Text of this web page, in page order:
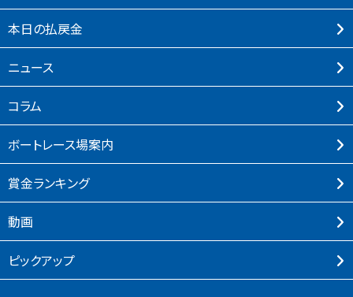
本⽇の払戻⾦
ニュース
コラム
ボートレース場案内
賞⾦ランキング
動画
ピックアップ